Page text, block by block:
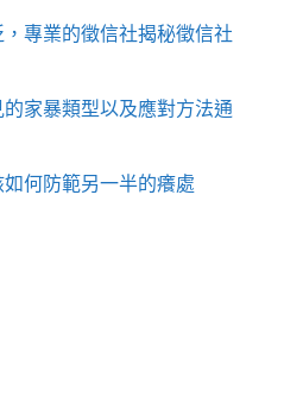
專業的徵信社揭秘徵信社
家暴類型以及應對方法通
何防範另一半的癢處